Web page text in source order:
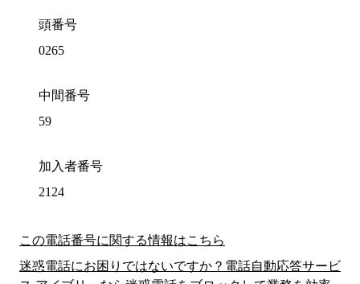
頭番号
0265
中間番号
59
加入者番号
2124
この電話番号に関する情報はこちら
迷惑電話にお困りではないですか？電話自動応答サービ